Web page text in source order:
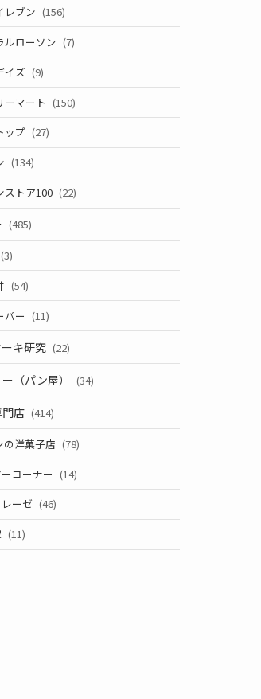
レブン (156)
ルローソン (7)
イズ (9)
ーマート (150)
ップ (27)
(134)
ストア100 (22)
(485)
(3)
(54)
パー (11)
キ研究 (22)
（パン屋） (34)
店 (414)
の洋菓子店 (78)
コーナー (14)
ーゼ (46)
(11)